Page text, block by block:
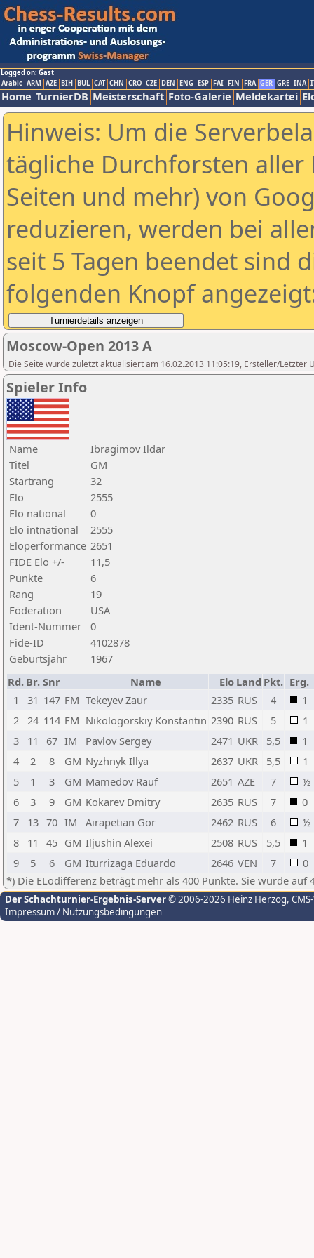
Logged on: Gast
Arabic ARM AZE BIH BUL CAT CHN CRO CZE DEN ENG ESP FAI FIN FRA GER GRE INA
Home TurnierDB Meisterschaft Foto-Galerie Meldekartei
Hinweis: Um die
tägliche Durchforsten aller
Seiten und mehr) von
reduzieren, werden bei
seit 5 Tagen beendet sind
folgenden Knopf
Moscow-Open 2013 A
Die Seite wurde zuletzt aktualisiert am 16.02.2013 11:05:19, Ersteller/Letzter
Spieler Info
Name
Ibragimov Ildar
Titel
GM
Startrang
32
Elo
2555
Elo national
0
Elo intnational
2555
Eloperformance 2651
FIDE Elo +/-
11,5
Punkte
6
Rang
19
Föderation
USA
Ident-Nummer
0
Fide-ID
4102878
Geburtsjahr
1967
Rd. Br. Snr Name Elo Land Pkt. Erg.
1
31 147 FM Tekeyev Zaur 2335 RUS 4
1
2
24 114 FM Nikologorskiy Konstantin 2390 RUS 5
1
3
11 67 IM Pavlov Sergey 2471 UKR 5,5
1
4
2 8 GM Nyzhnyk Illya 2637 UKR 5,5
1
5
1 3 GM Mamedov Rauf 2651 AZE 7
½
6
3 9 GM Kokarev Dmitry 2635 RUS 7
0
7
13 70 IM Airapetian Gor 2462 RUS 6
½
8
11 45 GM Iljushin Alexei 2508 RUS 5,5
1
9
5 6 GM Iturrizaga Eduardo 2646 VEN 7
0
*) Die ELodifferenz beträgt mehr als 400 Punkte. Sie wurde auf
Der Schachturnier-Ergebnis-Server© 2006-2026 Heinz Herzog,
Impressum / Nutzungsbedingungen